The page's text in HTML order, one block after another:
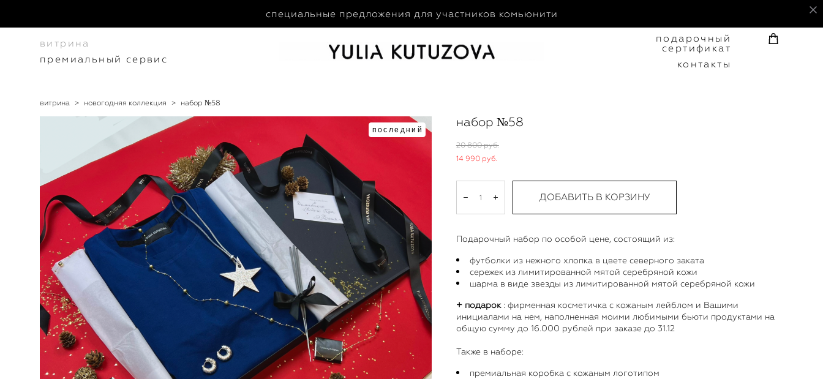
специальные предложения для участников комьюнити
витрина
премиальный сервис
подарочный
сертификат
контакты
витрина > новогодняя коллекция > набор №58
последний
набор №58
20 800 pуб.
14 990 pуб.
ДОБАВИТЬ В КОРЗИНУ
Подарочный набор по особой цене, состоящий из:
футболки из нежного хлопка в цвете северного заката
сережек из лимитированной мятой серебряной кожи
шарма в виде звезды из лимитированной мятой серебряной кожи
​+ подарок: фирменная косметичка с кожаным лейблом и Вашими
инициалами на нем, наполненная моими любимыми бьюти продуктами на
общую сумму до 16.000 рублей при заказе до 31.12
Также в наборе:
премиальная коробка с кожаным логотипом